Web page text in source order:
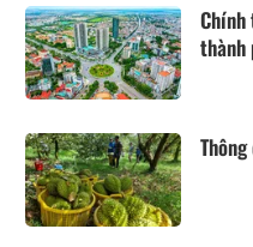
Chính
thành